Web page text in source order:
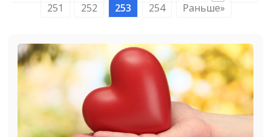
251
252 253 254 Раньше»